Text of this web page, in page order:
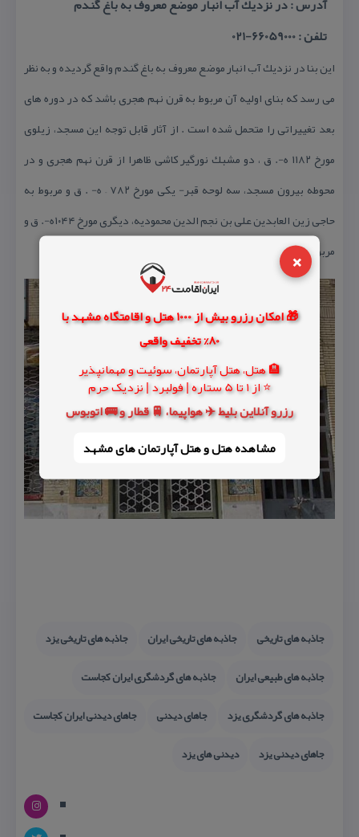
×
🎁 امکان رزرو بیش از 1000 هتل و اقامتگاه مشهد با
80% تخفیف واقعی
🏨 هتل، هتل آپارتمان، سوئیت و مهمانپذیر
⭐ از 1 تا 5 ستاره | فولبرد | نزدیک حرم
رزرو آنلاین بلیط ✈️ هواپیما، 🚆 قطار و 🚌 اتوبوس
مشاهده هتل و هتل‌ آپارتمان های مشهد
آدرس : در نزدیك آب انبار موضع معروف به باغ گندم
تلفن : 66059000-021
این بنا در نزدیك آب انبار موضع معروف به باغ گندم واقع گردیده و به نظر
می رسد كه بنای اولیه آن مربوط به قرن نهم هجری باشد كه در دوره های
بعد تغییراتی را متحمل شده است . از آثار قابل توجه این مسجد، زیلوی
مورخ ۱۱۸۲ ه-. ق ، دو مشبك نورگیر كاشی ظاهرا از قرن نهم هجری و در
محوطه بیرون مسجد، سه لوحه قبر- یكی مورخ ۷۸۲ – ه- . ق و مربوط به
حاجی زین العابدین علی بن نجم الدین محمودیه، دیگری مورخ ۱۰۴۴ه-. ق و
مربوط به ابوالحسن نامی و سومی مورخ ۱۰۸۳ ه-. ق – است .
جاذبه های تاریخی جاذبه های تاریخی ایران
جاذبه های تاریخی یزد
جاذبه های طبیعی ایران
جاذبه های گردشگری ایران كجاست
جاذبه های گردشگری یزد
جاهای دیدنی
جاهای دیدنی ایران كجاست
جاهای دیدنی یزد
دیدنی های یزد